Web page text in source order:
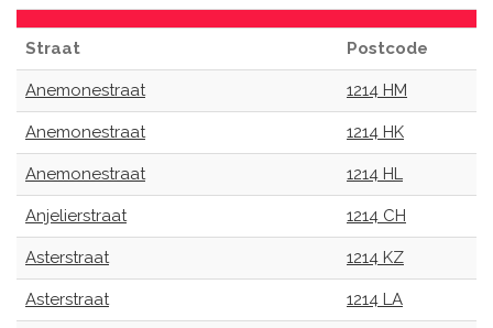
Straat Postcode
Anemonestraat 1214 HM
Anemonestraat 1214 HK
Anemonestraat 1214 HL
Anjelierstraat 1214 CH
Asterstraat 1214 KZ
Asterstraat 1214 LA